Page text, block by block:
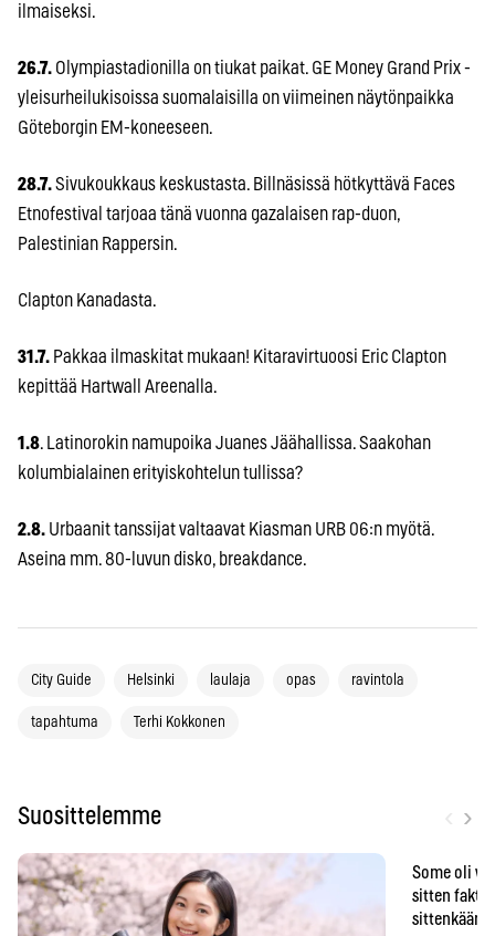
ilmaiseksi.
26.7. Olympiastadionilla on tiukat paikat. GE Money Grand Prix -
yleisurheilukisoissa suomalaisilla on viimeinen näytönpaikka
Göteborgin EM-koneeseen.
28.7.Sivukoukkaus keskustasta. Billnäsissä hötkyttävä Faces
Etnofestival tarjoaa tänä vuonna gazalaisen rap-duon,
Palestinian Rappersin.
Clapton Kanadasta.
31.7. Pakkaa ilmaskitat mukaan! Kitaravirtuoosi Eric Clapton
kepittää Hartwall Areenalla.
1.8. Latinorokin namupoika Juanes Jäähallissa. Saakohan
kolumbialainen erityiskohtelun tullissa?
2.8. Urbaanit tanssijat valtaavat Kiasman URB 06:n myötä.
Aseina mm. 80-luvun disko, breakdance.
City Guide Helsinki laulaja opas ravintola
tapahtuma Terhi Kokkonen
Suosittelemme ›
Some oli
sitten
sittenkään